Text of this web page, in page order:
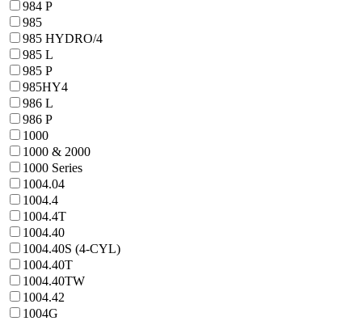
984 P
985
985 HYDRO/4
985 L
985 P
985HY4
986 L
986 P
1000
1000 & 2000
1000 Series
1004.04
1004.4
1004.4T
1004.40
1004.40S (4-CYL)
1004.40T
1004.40TW
1004.42
1004G